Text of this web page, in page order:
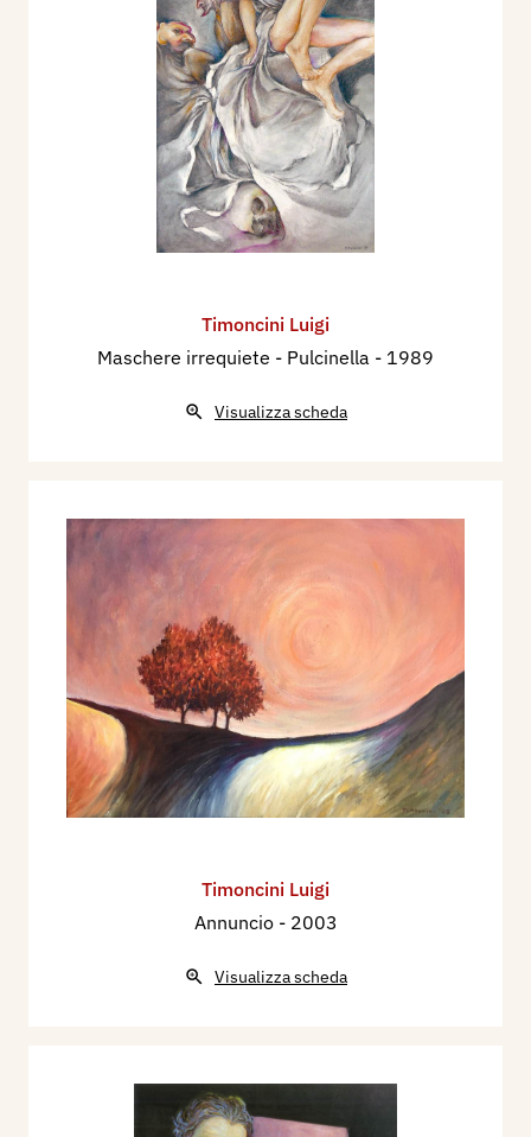
Timoncini Luigi
Maschere irrequiete - Pulcinella - 1989
Visualizza scheda
Timoncini Luigi
Annuncio - 2003
Visualizza scheda